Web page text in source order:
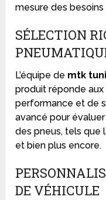
mesure des
SÉLECTION
L’équipe de mtk
produit réponde
performance et de
avancé pour
des pneus, tels que
et bien plus encore.
DE VÉHICULE